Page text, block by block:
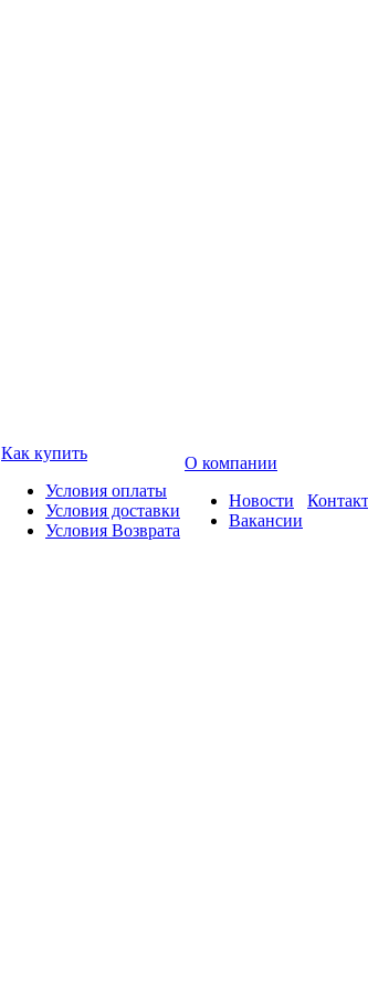
Как купить
Условия оплаты
Условия доставки
Условия Возврата
О компании
Новости
Вакансии